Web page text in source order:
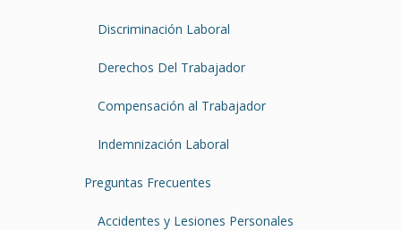
Discriminación Laboral
Derechos Del Trabajador
Compensación al Trabajador
Indemnización Laboral
Preguntas Frecuentes
Accidentes y Lesiones Personales